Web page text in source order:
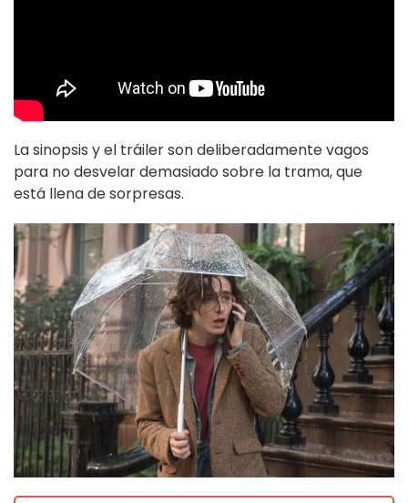
La sinopsis y el tráiler son deliberadamente vagos
para no desvelar demasiado sobre la trama, que
está llena de sorpresas.